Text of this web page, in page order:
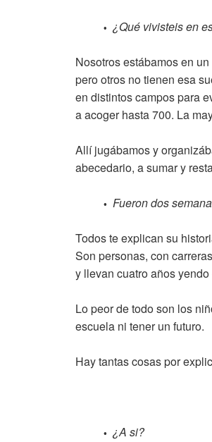
• ¿Qué vivisteis en
Nosotros estábamos en
pero otros no tienen esa
en distintos campos para
a acoger hasta 700. La
Allí jugábamos y
abecedario, a sumar y
• Fueron dos
Todos te explican su
Son personas, con
y llevan cuatro años
Lo peor de todo son los
escuela ni tener un futuro.
Hay tantas cosas por
• ¿A si?